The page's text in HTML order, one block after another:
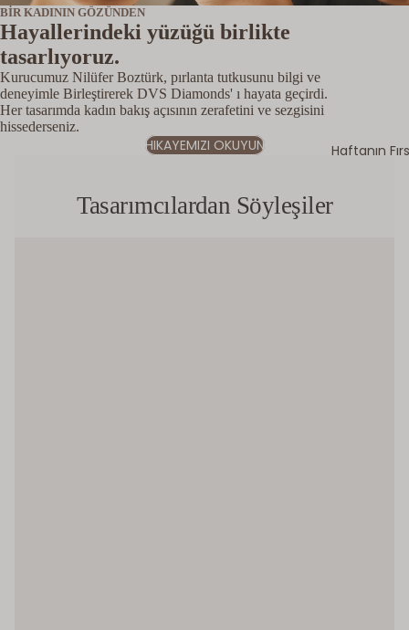
Haftanın
BİR KADININ GÖZÜNDEN
Hayallerindeki yüzüğü birlikte
tasarlıyoruz.
Kurucumuz Nilüfer Boztürk, pırlanta tutkusunu bilgi ve
deneyimle Birleştirerek DVS Diamonds' ı hayata geçirdi.
Her tasarımda kadın bakış açısının zerafetini ve sezgisini
hissederseniz.
HIKAYEMIZI OKUYUN
Tasarımcılardan Söyleşiler